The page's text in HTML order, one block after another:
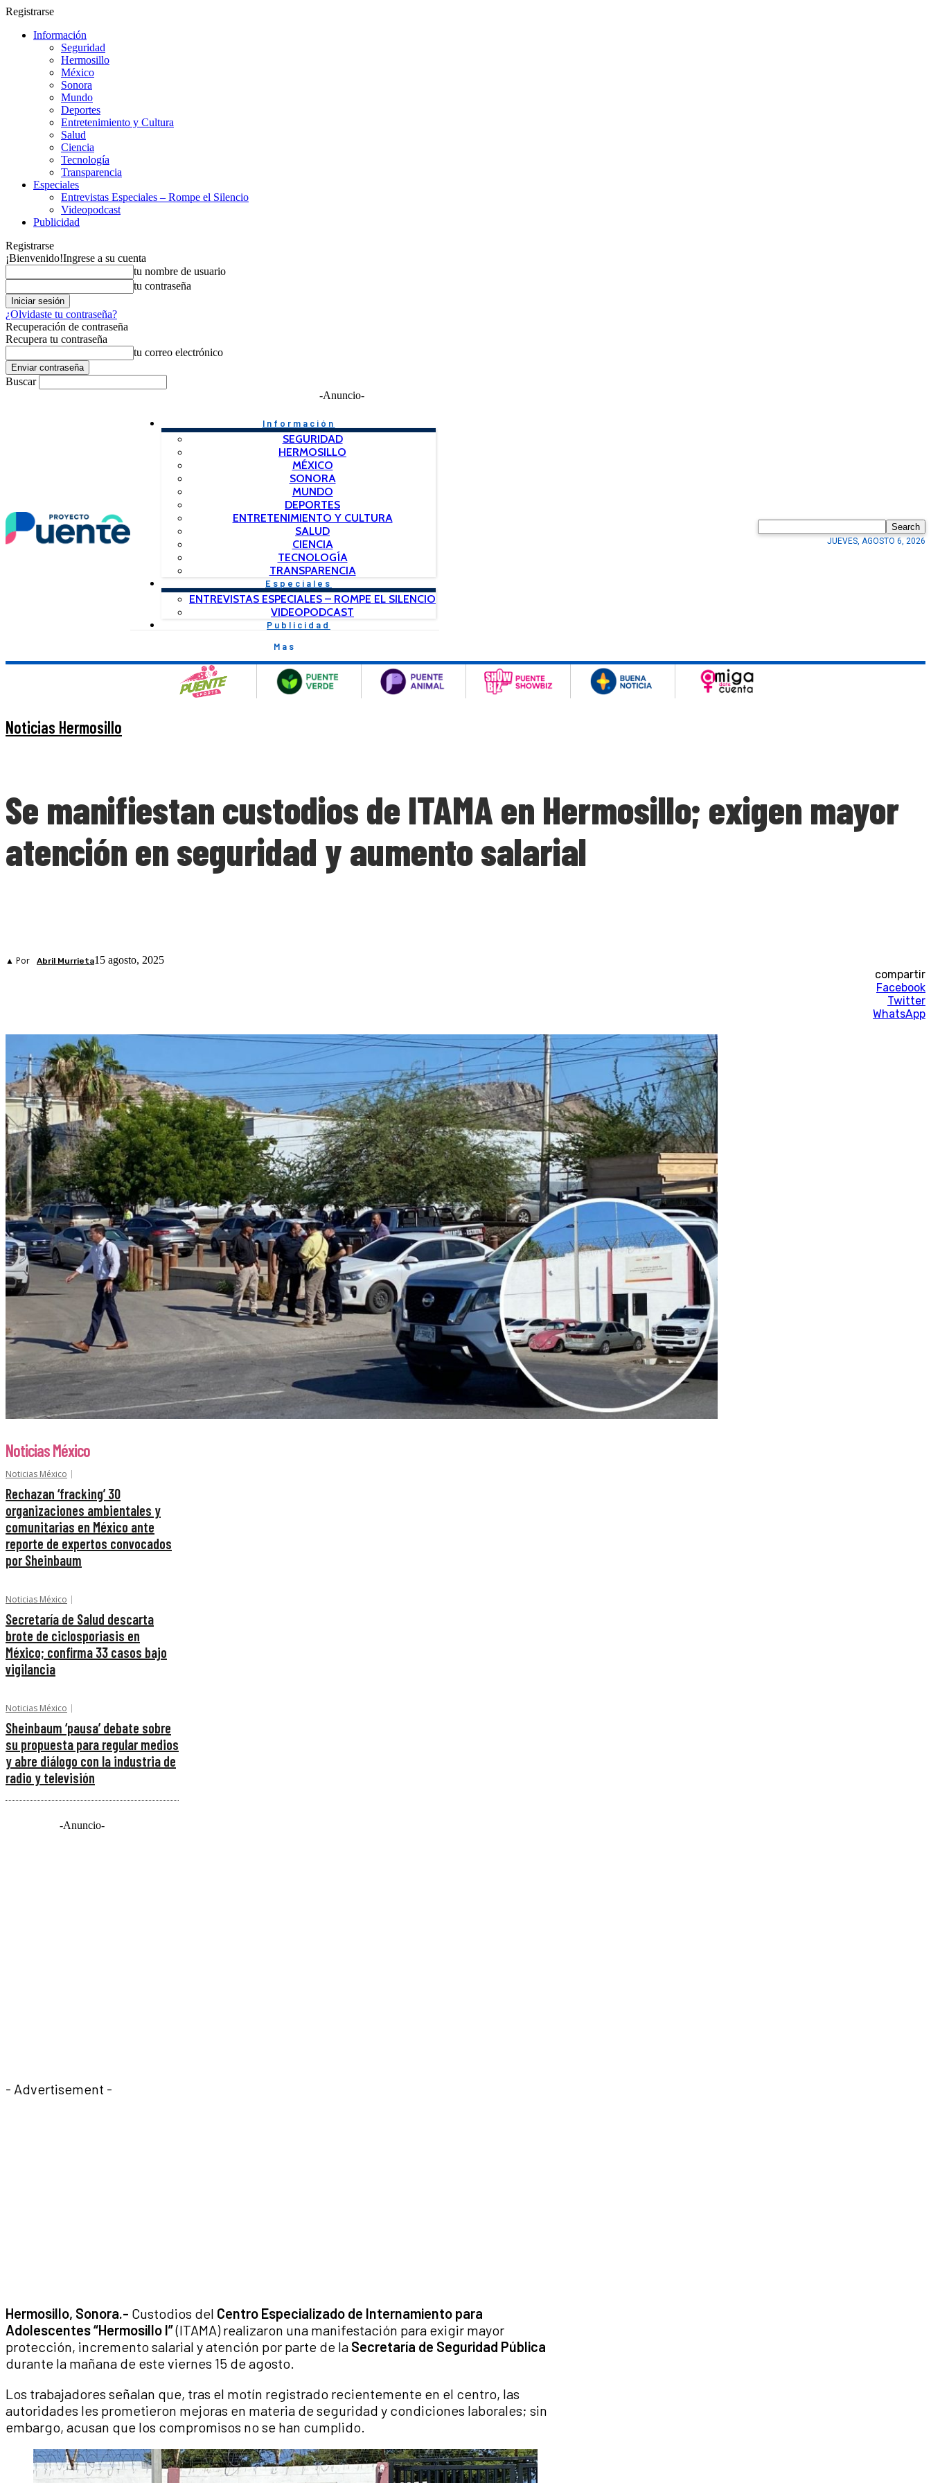
Registrarse
Información
Seguridad
Hermosillo
México
Sonora
Mundo
Deportes
Entretenimiento y Cultura
Salud
Ciencia
Tecnología
Transparencia
Especiales
Entrevistas Especiales – Rompe el Silencio
Videopodcast
Publicidad
Registrarse
¡Bienvenido!Ingrese a su cuenta
tu nombre de usuario
tu contraseña
¿Olvidaste tu contraseña?
Recuperación de contraseña
Recupera tu contraseña
tu correo electrónico
Buscar
-Anuncio-
Información
SEGURIDAD
HERMOSILLO
MÉXICO
SONORA
MUNDO
DEPORTES
ENTRETENIMIENTO Y CULTURA
SALUD
CIENCIA
TECNOLOGÍA
TRANSPARENCIA
Especiales
ENTREVISTAS ESPECIALES – ROMPE EL SILENCIO
VIDEOPODCAST
Publicidad
Mas
Search
JUEVES, AGOSTO 6, 2026
Noticias Hermosillo
Se manifiestan custodios de ITAMA en Hermosillo; exigen mayor
atención en seguridad y aumento salarial
▲ Por Abril Murrieta15 agosto, 2025
compartir
Facebook
Twitter
WhatsApp
Noticias México
Noticias México
Rechazan ‘fracking’ 30
organizaciones ambientales y
comunitarias en México ante
reporte de expertos convocados
por Sheinbaum
Noticias México
Secretaría de Salud descarta
brote de ciclosporiasis en
México; confirma 33 casos bajo
vigilancia
Noticias México
Sheinbaum ‘pausa’ debate sobre
su propuesta para regular medios
y abre diálogo con la industria de
radio y televisión
-Anuncio-
- Advertisement -
Hermosillo, Sonora.- Custodios del Centro Especializado de Internamiento para
Adolescentes“Hermosillo I”(ITAMA) realizaron una manifestación para exigir mayor
protección, incremento salarial y atención por parte de la Secretaría de Seguridad Pública
durante la mañana de este viernes 15 de agosto.
Los trabajadores señalan que, tras el motín registrado recientemente en el centro, las
autoridades les prometieron mejoras en materia de seguridad y condiciones laborales; sin
embargo, acusan que los compromisos no se han cumplido.